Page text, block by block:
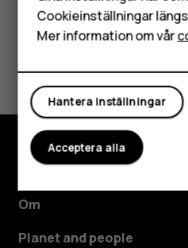
Surfplattor
Ja Nej
Utforska
Om
Planet and people
Cookieinställningar
Mer information om vår
Hantera inställningar
Acceptera alla